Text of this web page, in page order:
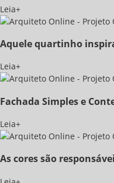
Leia+
Aquele quartinho
Leia+
Fachada Simples e
Leia+
As cores são